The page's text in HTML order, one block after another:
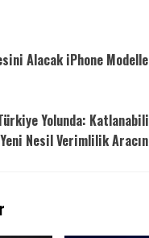
Alacak iPhone
Yolunda:
Yeni Nesil Verimlilik